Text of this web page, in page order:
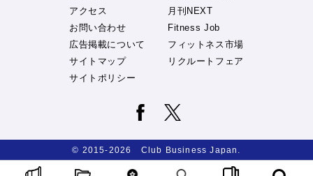
アクセス
お問い合わせ
広告掲載について
サイトマップ
サイトポリシー
月刊NEXT
Fitness Job
フィットネス市場
リクルートフェア
© 2015-2026 Club Business Japan.